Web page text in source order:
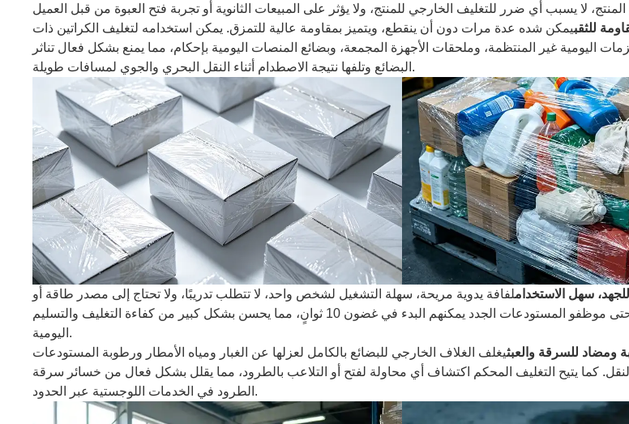
لا يسبب أي ضرر للتغليف الخارجي للمنتج، ولا يؤثر على المبيعات الثانوية أو تجربة فتح العبوة من قبل العميل
للثقبيمكن شده عدة مرات دون أن ينقطع، ويتميز بمقاومة عالية للتمزق. يمكن استخدامه لتغليف الكراتين ذات
اليومية غير المنتظمة، وملحقات الأجهزة المجمعة، وبضائع المنصات اليومية بإحكام، مما يمنع بشكل فعال تناثر
البضائع وتلفها نتيجة الاصطدام أثناء النقل البحري والجوي لمسافات طويلة.
سهل الاستخداملفافة يدوية مريحة، سهلة التشغيل لشخص واحد، لا تتطلب تدريبًا، ولا تحتاج إلى مصدر طاقة أو
معدات تغليف كبيرة. حتى موظفو المستودعات الجدد يمكنهم البدء في غضون 10 ثوانٍ، مما يحسن بشكل كبير من كفاءة التغليف والتسليم
اليومية.
ومضاد للسرقة والعبثيغلف الغلاف الخارجي للبضائع بالكامل لعزلها عن الغبار ومياه الأمطار ورطوبة المستودعات
النقل. كما يتيح التغليف المحكم اكتشاف أي محاولة لفتح أو التلاعب بالطرود، مما يقلل بشكل فعال من خسائر سرقة
الطرود في الخدمات اللوجستية عبر الحدود.